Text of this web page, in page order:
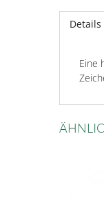
Details
Eine